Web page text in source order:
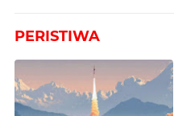
PERISTIWA